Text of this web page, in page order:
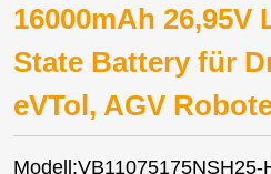
16000mAh 26,95V
State Battery für
eVTol, AGV
Modell:VB11075175NSH25-